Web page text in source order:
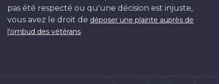
pas été respecté ou qu'une décision est injuste,
vous avez le droit de déposer une plainte auprès de
l'ombud des vétérans.